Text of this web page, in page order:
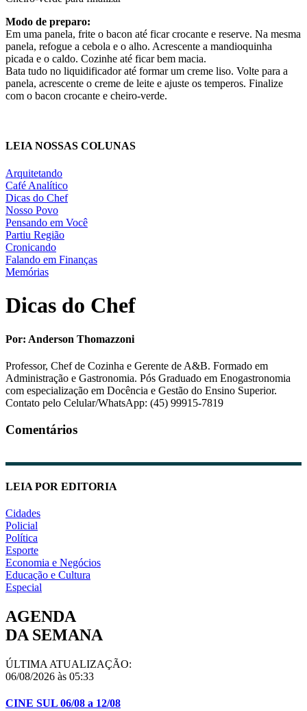
Modo de preparo:
Em uma panela, frite o bacon até ficar crocante e reserve. Na mesma
panela, refogue a cebola e o alho. Acrescente a mandioquinha
picada e o caldo. Cozinhe até ficar bem macia.
Bata tudo no liquidificador até formar um creme liso. Volte para a
panela, acrescente o creme de leite e ajuste os temperos. Finalize
com o bacon crocante e cheiro-verde.
LEIA NOSSAS COLUNAS
Arquitetando
Café Analítico
Dicas do Chef
Nosso Povo
Pensando em Você
Partiu Região
Cronicando
Falando em Finanças
Memórias
Dicas do Chef
Por: Anderson Thomazzoni
Professor, Chef de Cozinha e Gerente de A&B. Formado em
Administração e Gastronomia. Pós Graduado em Enogastronomia
com especialização em Docência e Gestão do Ensino Superior.
Contato pelo Celular/WhatsApp: (45) 99915-7819
Comentários
LEIA POR EDITORIA
Cidades
Policial
Política
Esporte
Economia e Negócios
Educação e Cultura
Especial
AGENDA
DA SEMANA
ÚLTIMA ATUALIZAÇÃO:
06/08/2026 às 05:33
CINE SUL 06/08 a 12/08